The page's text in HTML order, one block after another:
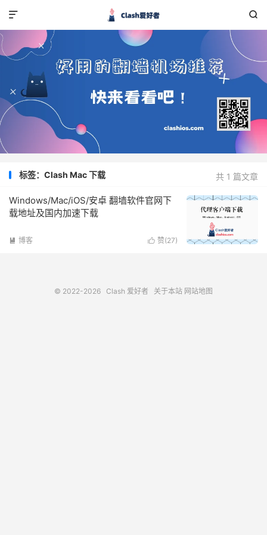


共 1 篇文章
标签：Clash Mac 下载
Windows/Mac/iOS/安卓 翻墙软件官网下
载地址及国内加速下载
 赞(27)
 博客
© 2022-2026 Clash 爱好者 关于本站 网站地图